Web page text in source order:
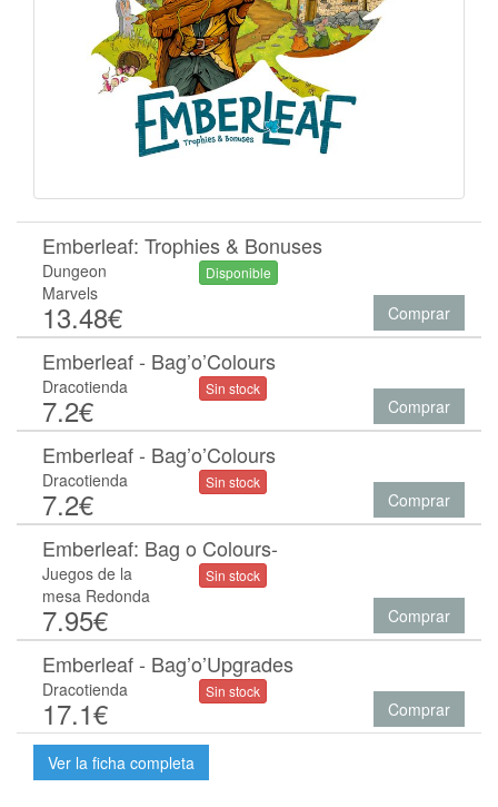
Emberleaf: Trophies & Bonuses
Dungeon
Marvels
13.48€
Disponible
Comprar
Emberleaf - Bag’o’Colours
Dracotienda
7.2€
Sin stock
Comprar
Emberleaf - Bag’o’Colours
Dracotienda
7.2€
Sin stock
Comprar
Emberleaf: Bag o Colours-
Juegos de la
mesa Redonda
7.95€
Sin stock
Comprar
Emberleaf - Bag’o’Upgrades
Dracotienda
17.1€
Sin stock
Comprar
Ver la ficha completa